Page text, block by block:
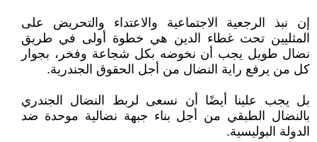
إن نبذ الرجعية الاجتماعية والاعتداء والتحريض على
المثليين تحت غطاء الدين هي خطوة أولى في طريق
نضال طويل يجب أن نخوضه بكل شجاعة وفخر، بجوار
كل من يرفع راية النضال من أجل الحقوق الجندرية.
بل يجب علينا أيضًا أن نسعى لربط النضال الجندري
بالنضال الطبقي من أجل بناء جبهة نضالية موحدة ضد
الدولة البوليسية.